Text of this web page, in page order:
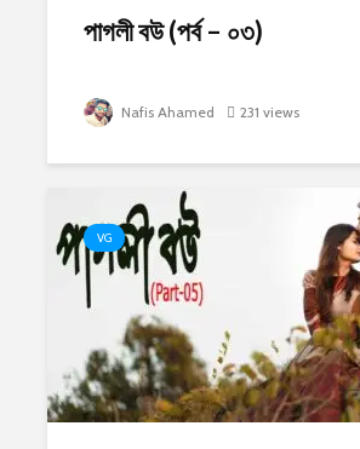
পাগলী বউ (পর্ব – ০৩)
Nafis Ahamed 231 views
VG